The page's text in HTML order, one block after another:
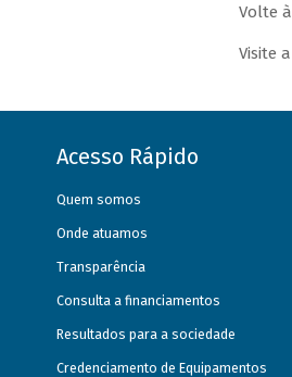
Volte à
Visite a
Acesso Rápido
Quem somos
Onde atuamos
Transparência
Consulta a financiamentos
Resultados para a sociedade
Credenciamento de Equipamentos